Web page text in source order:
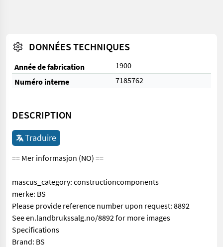
DONNÉES TECHNIQUES
Année de fabrication
1900
Numéro interne
7185762
DESCRIPTION
Traduire
== Mer informasjon (NO) ==
mascus_category: constructioncomponents
merke: BS
Please provide reference number upon request: 8892
See en.landbrukssalg.no/8892 for more images
Specifications
Brand: BS